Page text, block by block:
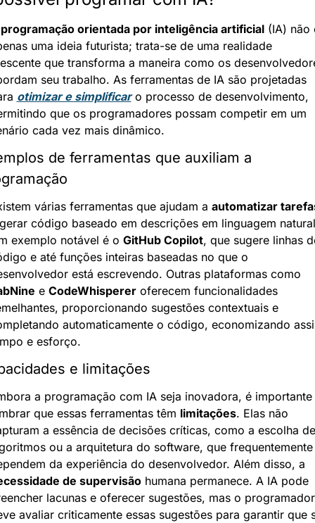
programação orientada por inteligência artificial (IA) não
uma ideia futurista; trata-se de uma realidade
que transforma a maneira como os
seu trabalho. As ferramentas de IA são projetadas
otimizar e simplificar o processo de desenvolvimento,
que os programadores possam competir em um
cada vez mais dinâmico.
de ferramentas que auxiliam a
várias ferramentas que ajudam a automatizar
código baseado em descrições em linguagem
exemplo notável é o GitHub Copilot, que sugere linhas
e até funções inteiras baseadas no que o
e CodeWhisperer oferecem funcionalidades
proporcionando sugestões contextuais e
automaticamente o código, economizando
e esforço.
e limitações
a programação com IA seja inovadora, é importante
que essas ferramentas têm limitações. Elas não
a essência de decisões críticas, como a escolha de
ou a arquitetura do software, que frequentemente
de supervisão humana permanece. A IA pode
lacunas e oferecer sugestões, mas o programador
avaliar criticamente essas sugestões para garantir que